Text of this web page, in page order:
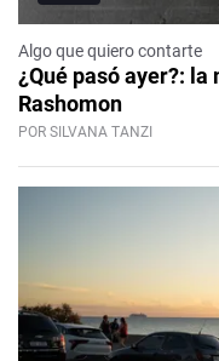
Algo que quiero contarte
¿Qué pasó ayer?:
Rashomon
POR SILVANA TANZI